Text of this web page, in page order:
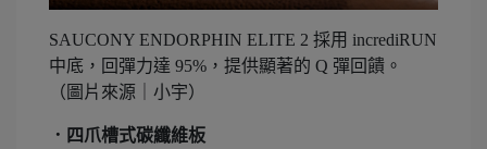
SAUCONY ENDORPHIN ELITE 2 採用 incrediRUN
中底，回彈力達 95%，提供顯著的 Q 彈回饋。
（圖片來源｜小宇）
． 四爪槽式碳纖維板